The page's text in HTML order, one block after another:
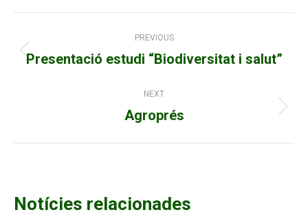
Post
navigation
PREVIOUS
Previous
Presentació estudi “Biodiversitat i salut”
NEXT
Next
Agroprés
Notícies relacionades